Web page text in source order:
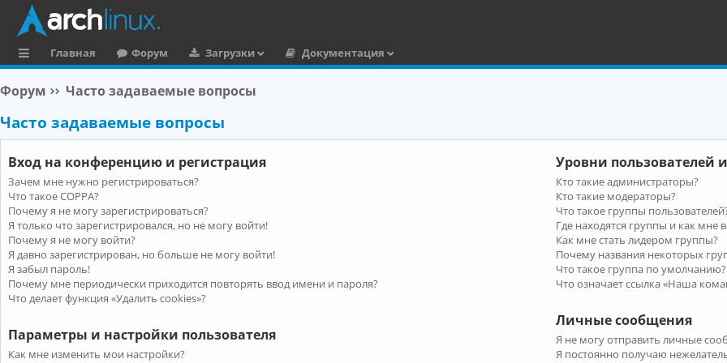
ы
л
Главная Форум Загрузки
Документация
Форум Часто задаваемые вопросы
Часто задаваемые вопросы
Вход на конференцию и регистрация
Зачем мне нужно регистрироваться?
Что такое COPPA?
Почему я не могу зарегистрироваться?
Я только что зарегистрировался, но не могу войти!
Почему я не могу войти?
Я давно зарегистрирован, но больше не могу войти!
Я забыл пароль!
Почему мне периодически приходится повторять ввод имени и пароля?
Что делает функция «Удалить cookies»?
Параметры и настройки пользователя
Как мне изменить мои настройки?
Уровни пользователей
Кто такие администраторы?
Кто такие модераторы?
Что такое группы
Где находятся группы и как мне
Как мне стать лидером группы?
Почему названия некоторых
Что такое группа по умолчанию?
Что означает ссылка «Наша
Личные сообщения
Я не могу отправить личные
Я постоянно получаю